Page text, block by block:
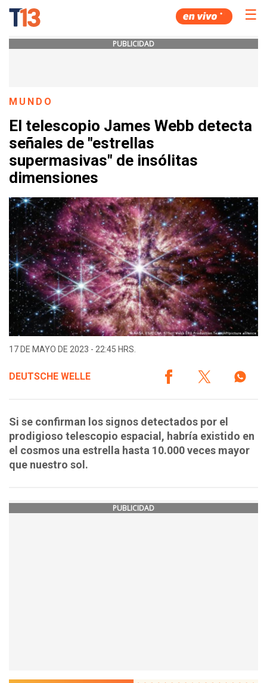
☰
PUBLICIDAD
MUNDO
El telescopio James Webb detecta
señales de "estrellas
supermasivas" de insólitas
dimensiones
17 DE MAYO DE 2023 - 22:45 HRS.
DEUTSCHE WELLE
Si se confirman los signos detectados por el
prodigioso telescopio espacial, habría existido en
el cosmos una estrella hasta 10.000 veces mayor
que nuestro sol.
PUBLICIDAD